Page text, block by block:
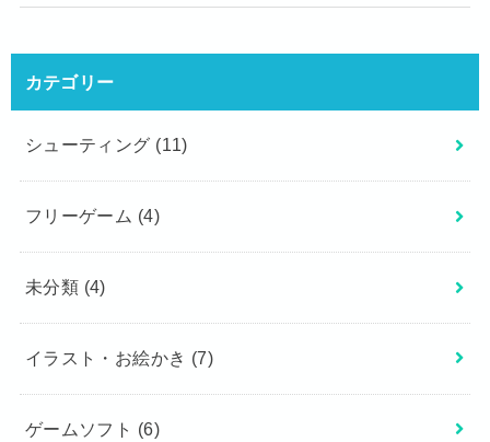
カテゴリー
シューティング (11)
フリーゲーム (4)
未分類 (4)
イラスト・お絵かき (7)
ゲームソフト (6)